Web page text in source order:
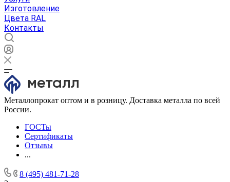
Изготовление
Цвета RAL
Контакты
Металлопрокат оптом и в розницу. Доставка металла по всей
России.
ГОСТы
Сертификаты
Отзывы
...
8 (495) 481-71-28